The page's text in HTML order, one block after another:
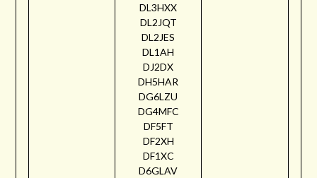
DL3HXX
DL2JQT
DL2JES
DL1AH
DJ2DX
DH5HAR
DG6LZU
DG4MFC
DF5FT
DF2XH
DF1XC
D6GLAV